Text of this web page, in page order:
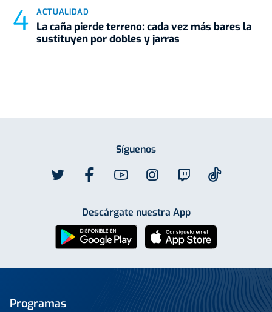
ACTUALIDAD
La caña pierde terreno: cada vez más bares la
sustituyen por dobles y jarras
Síguenos
Descárgate nuestra App
Programas